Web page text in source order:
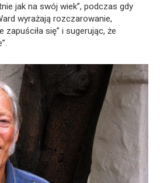
jak na swój wiek”, podczas gdy
wyrażają rozczarowanie,
zapuściła się” i sugerując, że